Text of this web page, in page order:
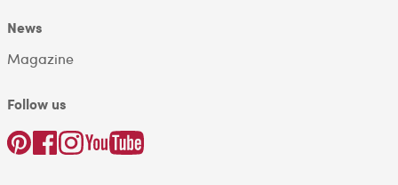
News
Magazine
Follow us